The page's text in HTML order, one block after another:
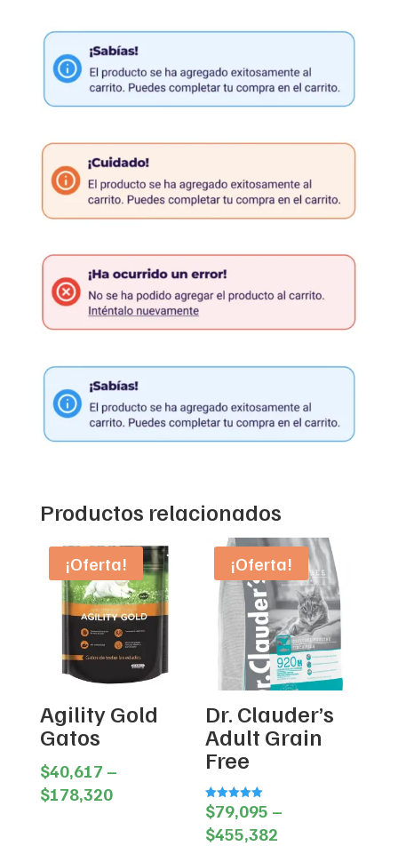
Productos relacionados
¡Oferta!
Agility Gold
Gatos
$40,617 –
$178,320Price
¡Oferta!
Dr. Clauder’s
Adult Grain
Free
Valorado en
5.00
de 5
$79,095 –
$455,382